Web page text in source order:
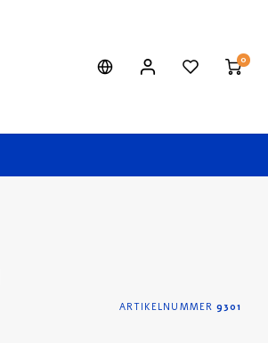
0
ARTIKELNUMMER 9301